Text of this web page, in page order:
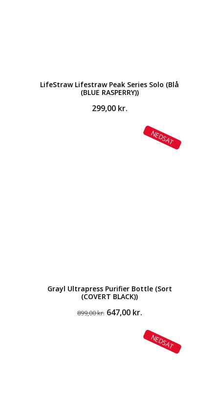
LifeStraw Lifestraw Peak Series Solo (Blå
(BLUE RASPERRY))
299,00 kr.
NEDSAT
Grayl Ultrapress Purifier Bottle (Sort
(COVERT BLACK))
899,00kr. Den
647,00 kr.Den
pris
er:
647,00 kr..
NEDSAT